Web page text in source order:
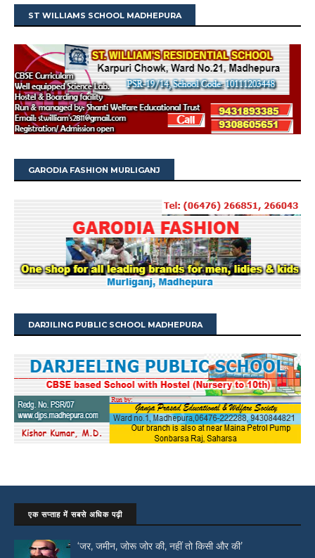
ST WILLIAMS SCHOOL MADHEPURA
GARODIA FASHION MURLIGANJ
DARJILING PUBLIC SCHOOL MADHEPURA
एक सप्ताह में सबसे अधिक पढ़ी
‘जर, जमीन, जोरू जोर की, नहीं तो किसी और की’